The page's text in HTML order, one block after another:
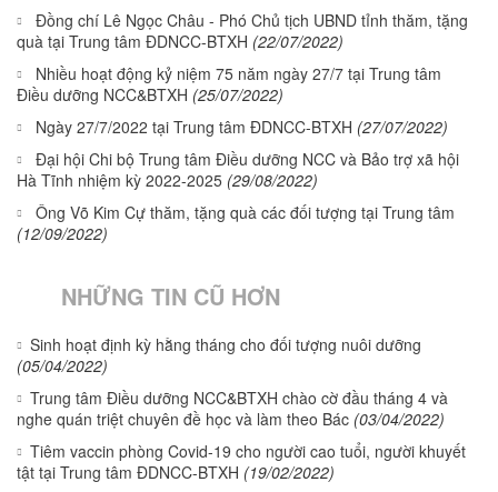
Đồng chí Lê Ngọc Châu - Phó Chủ tịch UBND tỉnh thăm, tặng
quà tại Trung tâm ĐDNCC-BTXH (22/07/2022)
Nhiều hoạt động kỷ niệm 75 năm ngày 27/7 tại Trung tâm
Điều dưỡng NCC&BTXH (25/07/2022)
Ngày 27/7/2022 tại Trung tâm ĐDNCC-BTXH (27/07/2022)
Đại hội Chi bộ Trung tâm Điều dưỡng NCC và Bảo trợ xã hội
Hà Tĩnh nhiệm kỳ 2022-2025 (29/08/2022)
Ông Võ Kim Cự thăm, tặng quà các đối tượng tại Trung tâm
(12/09/2022)
NHỮNG TIN CŨ HƠN
Sinh hoạt định kỳ hằng tháng cho đối tượng nuôi dưỡng
(05/04/2022)
Trung tâm Điều dưỡng NCC&BTXH chào cờ đầu tháng 4 và
nghe quán triệt chuyên đề học và làm theo Bác (03/04/2022)
Tiêm vaccin phòng Covid-19 cho người cao tuổi, người khuyết
tật tại Trung tâm ĐDNCC-BTXH (19/02/2022)